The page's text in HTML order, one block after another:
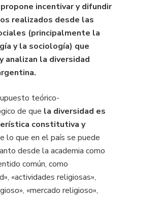
incentivar y difundir
realizados desde las
(principalmente la
y la sociología) que
analizan la diversidad
teórico-
de que la diversidad es
constitutiva y
lo que en el país se puede
desde la academia como
común, como
«actividades religiosas»,
«mercado religioso»,